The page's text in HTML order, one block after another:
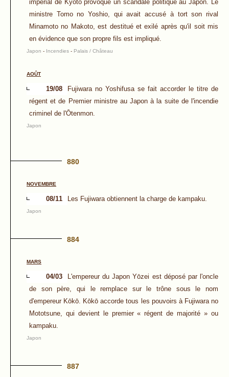
impérial de Kyōto provoque un scandale politique au Japon. Le
ministre Tomo no Yoshio, qui avait accusé à tort son rival
Minamoto no Makoto, est destitué et exilé après qu'il soit mis
en évidence que son propre fils est impliqué.
Japon - Incendies - Palais / Château
AOÛT
19/08
Fujiwara no Yoshifusa se fait accorder le titre de
régent et de Premier ministre au Japon à la suite de l'incendie
criminel de l'Ōtenmon.
Japon
880
NOVEMBRE
08/11 Les Fujiwara obtiennent la charge de kampaku.
Japon
884
MARS
04/03
L'empereur du Japon Yōzei est déposé par l'oncle
de son père, qui le remplace sur le trône sous le nom
d'empereur Kōkō. Kōkō accorde tous les pouvoirs à Fujiwara no
Mototsune, qui devient le premier « régent de majorité » ou
kampaku.
Japon
887